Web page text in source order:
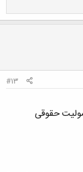
#13
حقوقی